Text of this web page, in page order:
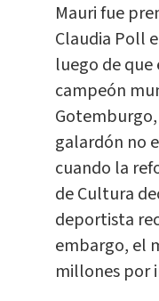
Mauri fue
Claudia Poll
luego de que
campeón
Gotemburgo,
galardón no
cuando la
de Cultura
deportista
embargo, el
millones por